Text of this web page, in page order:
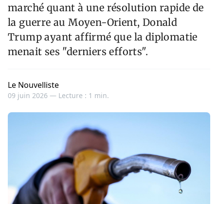
marché quant à une résolution rapide de
la guerre au Moyen-Orient, Donald
Trump ayant affirmé que la diplomatie
menait ses "derniers efforts".
Le Nouvelliste
09 juin 2026 — Lecture : 1 min.